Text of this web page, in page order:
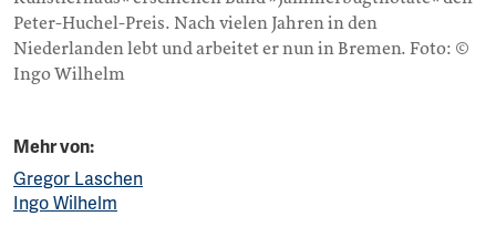
Peter-Huchel-Preis. Nach vielen Jahren in den
Niederlanden lebt und arbeitet er nun in Bremen. Foto: ©
Ingo Wilhelm
Mehr von:
Gregor Laschen
Ingo Wilhelm